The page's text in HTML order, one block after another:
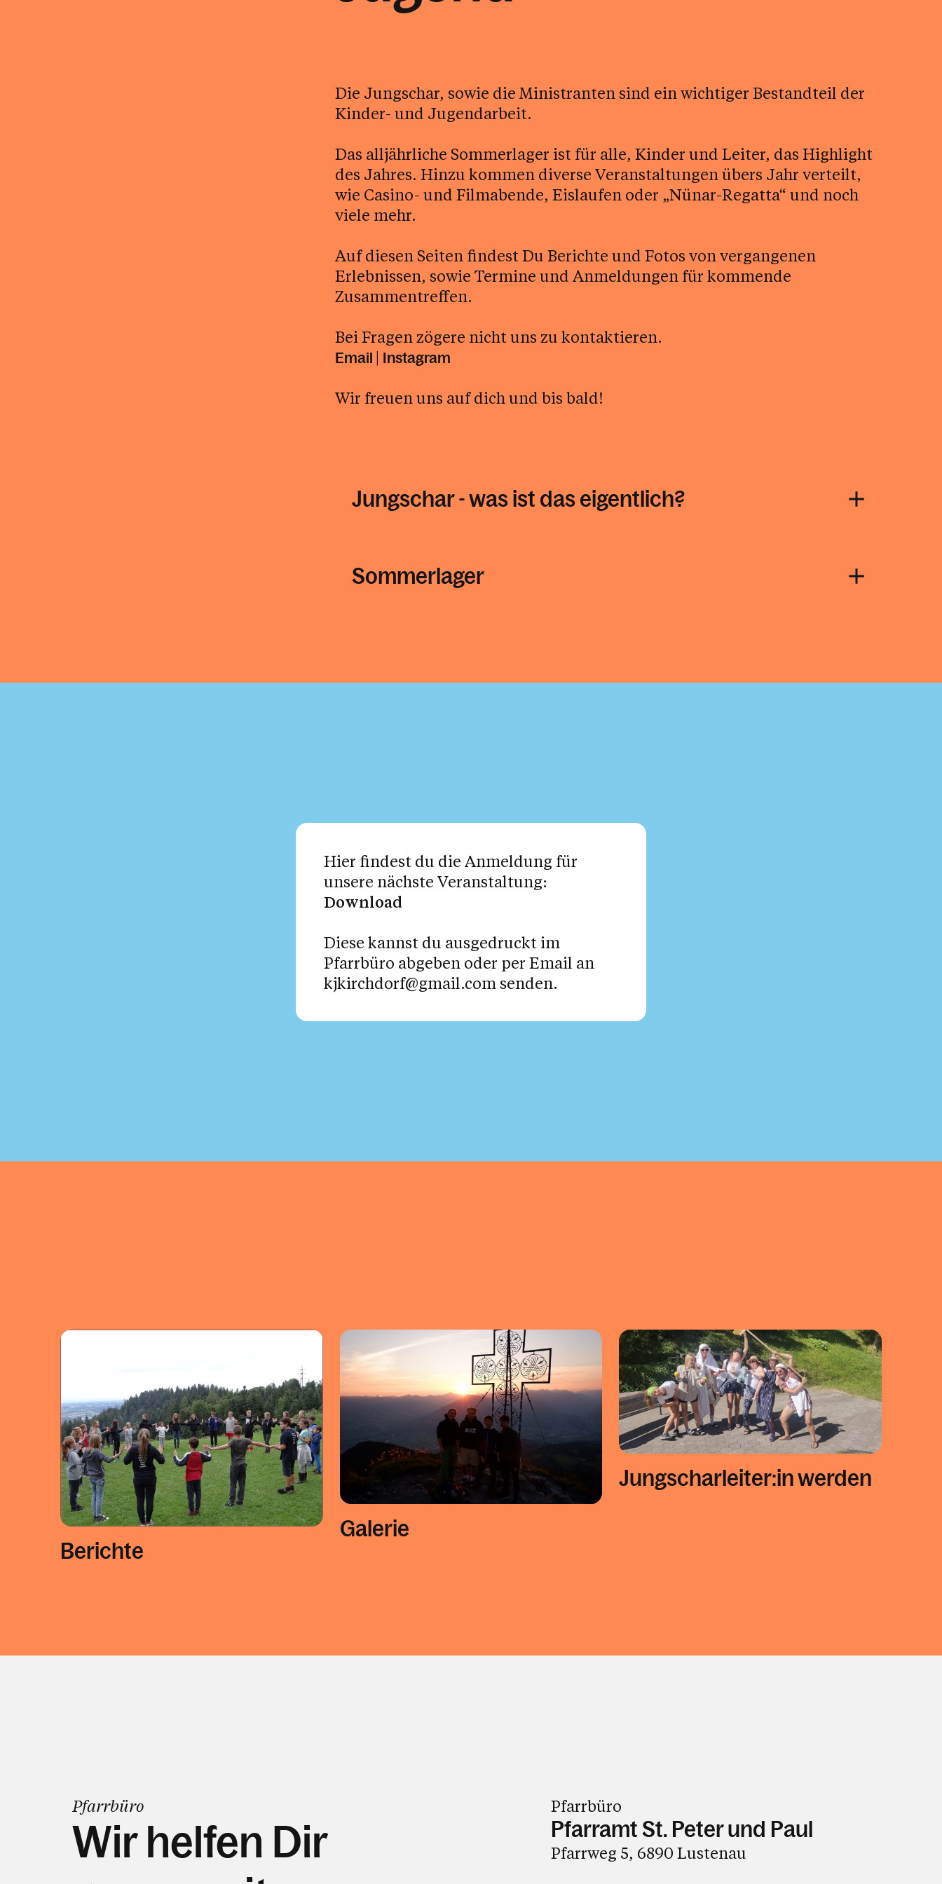
Die Jungschar, sowie die Ministranten sind ein wichtiger Bestandteil der
Kinder- und Jugendarbeit.
Das alljährliche Sommerlager ist für alle, Kinder und Leiter, das Highlight
des Jahres. Hinzu kommen diverse Veranstaltungen übers Jahr verteilt,
wie Casino- und Filmabende, Eislaufen oder „Nünar-Regatta“ und noch
viele mehr.
Auf diesen Seiten findest Du Berichte und Fotos von vergangenen
Erlebnissen, sowie Termine und Anmeldungen für kommende
Zusammentreffen.
Bei Fragen zögere nicht uns zu kontaktieren.
Email | Instagram
Wir freuen uns auf dich und bis bald!
Jungschar - was ist das eigentlich?
Sommerlager
Hier findest du die Anmeldung für
unsere nächste Veranstaltung:
Download
Diese kannst du ausgedruckt im
Pfarrbüro abgeben oder per Email an
kjkirchdorf@gmail.com senden.
Berichte
Galerie
Jungscharleiter:in werden
Pfarrbüro
Wir helfen Dir
Pfarrbüro
Pfarramt St. Peter und Paul
Pfarrweg 5, 6890 Lustenau